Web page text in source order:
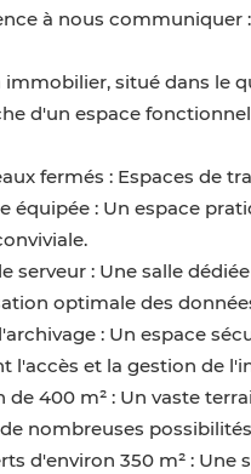
à nous communiquer
immobilier, situé dans le
d'un espace
fermés : Espaces de
équipée : Un espace
serveur : Une salle
optimale des
: Un espace
l'accès et la gestion de
de 400 m² : Un vaste
nombreuses
d'environ 350 m² :